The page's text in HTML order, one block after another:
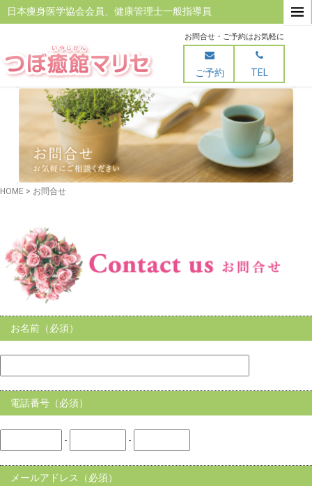
日本痩身医学協会会員、健康管理士一般指導員
お問合せ・ご予約はお気軽に
ご予約 TEL
HOME > お問合せ
お名前（必須）
電話番号（必須）
- -
メールアドレス（必須）